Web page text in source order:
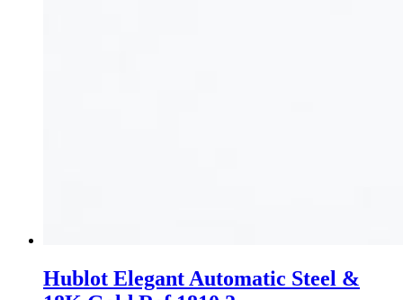
Hublot Elegant Automatic Steel &